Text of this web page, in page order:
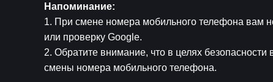
Напоминание:
1. При смене номера мобильного телефона вам
или проверку Google.
2. Обратите внимание, что в целях
смены номера мобильного телефона.